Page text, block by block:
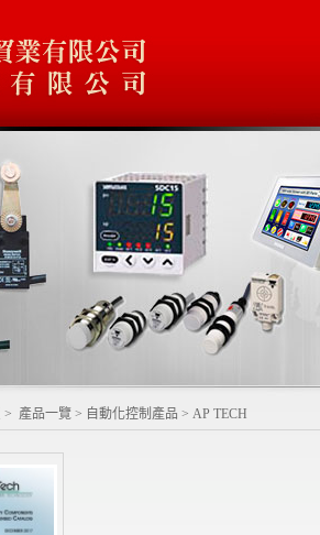
> 產品一覽 > 自動化控制產品 > AP TECH